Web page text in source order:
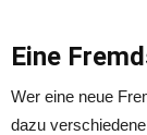
Eine
Wer eine neue
dazu